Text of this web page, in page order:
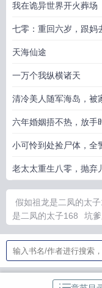
我在诡异世界开火葬场
七零：重回六岁，跟妈
天海仙途
一万个我纵横诸天
清冷美人随军海岛，被
六年婚姻捂不热，放手
小可怜到处捡尸体，全
老太太重生八零，抛弃
假如祖龙是二凤的太
是二凤的太子168
坑
的结局
镇南王相当于
的没想当神仙
狂徒下
娇了短剧
原来是镇南
裴照芙蓉免费阅读
妖